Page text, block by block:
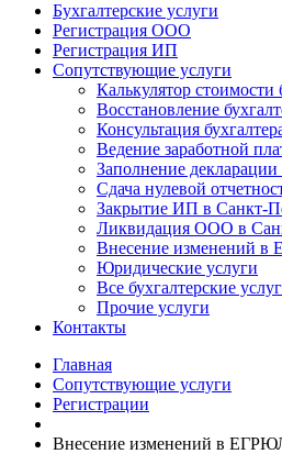
Бухгалтерские услуги
Регистрация ООО
Регистрация ИП
Сопутствующие услуги
Калькулятор стоимости
Восстановление
Консультация
Ведение заработной
Заполнение
Сдача нулевой
Закрытие ИП в Санкт-
Ликвидация ООО в
Внесение изменений
Юридические услуги
Все бухгалтерские
Прочие услуги
Контакты
Главная
Сопутствующие услуги
Регистрации
Внесение изменений в